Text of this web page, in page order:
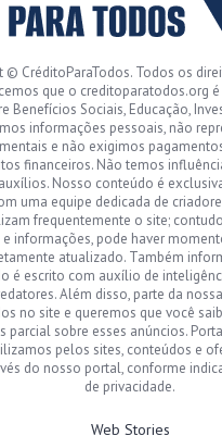
© CréditoParaTodos. Todos os
que o creditoparatodos.org
Benefícios Sociais, Educação,
informações pessoais, não
e não exigimos
financeiros. Não temos
Nosso conteúdo é
uma equipe dedicada de
frequentemente o site;
e informações, pode haver
atualizado. Também
é escrito com auxílio de
Além disso, parte da
no site e queremos que você
parcial sobre esses anúncios.
pelos sites, conteúdos e
do nosso portal, conforme
de privacidade.
Web Stories